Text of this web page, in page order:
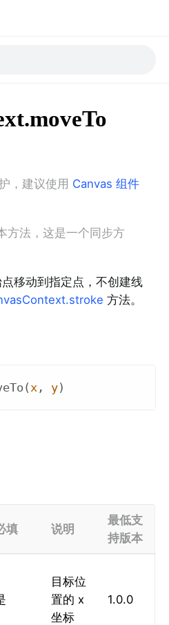
，建议使用 Canvas 组件
方法，这是一个同步方
移动到指定点，不创建线
方法。
To( x , y)
填 说明
最低支
持版本
目标位
置的 x
坐标
1.0.0